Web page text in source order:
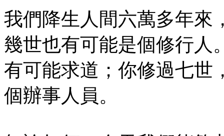
我們降生人間六萬多年來
幾世也有可能是個修行人
有可能求道；你修過七世
個辦事人員。